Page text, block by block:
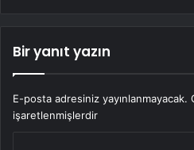
Bir yanıt yazın
E-posta adresiniz yayınlanmayacak.
işaretlenmişlerdir